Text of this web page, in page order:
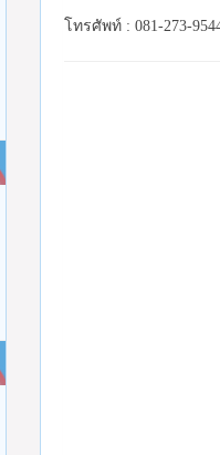
โทรศัพท์ : 081-273-